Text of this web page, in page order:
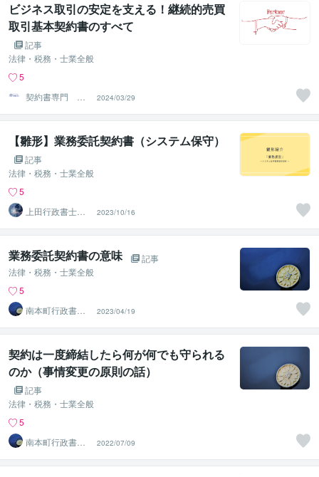
ビジネス取引の安定を支える！継続的売買
取引基本契約書のすべて
記事
法律・税務・士業全般
5
契約書専門 ア
トラス行政書士
法人
2024/03/29
【雛形】業務委託契約書（システム保守）
記事
法律・税務・士業全般
5
上田行政書士事
務所
2023/10/16
業務委託契約書の意味
記事
法律・税務・士業全般
5
南本町行政書士
事務所
2023/04/19
契約は一度締結したら何が何でも守られる
のか（事情変更の原則の話）
記事
法律・税務・士業全般
5
南本町行政書士
事務所
2022/07/09